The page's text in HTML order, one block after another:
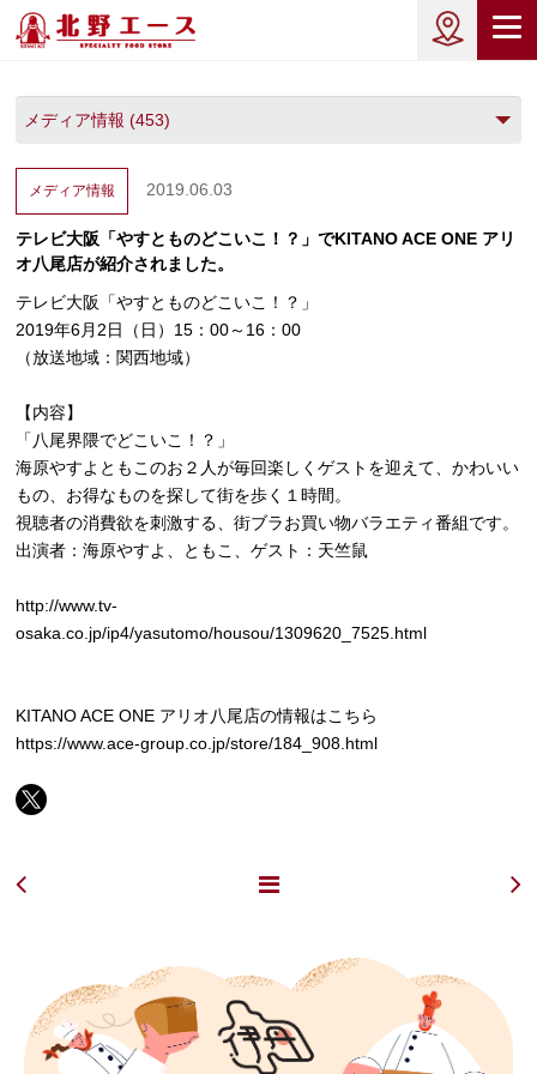
メディア情報 2019.06.03
テレビ大阪「やすとものどこいこ！？」でKITANO ACE ONE アリ
オ八尾店が紹介されました。
テレビ大阪「やすとものどこいこ！？」
2019年6月2日（日）15：00～16：00
（放送地域：関西地域）
【内容】
「八尾界隈でどこいこ！？」
海原やすよともこのお２人が毎回楽しくゲストを迎えて、かわいい
もの、お得なものを探して街を歩く１時間。
視聴者の消費欲を刺激する、街ブラお買い物バラエティ番組です。
出演者：海原やすよ、ともこ、ゲスト：天竺鼠
http://www.tv-
osaka.co.jp/ip4/yasutomo/housou/1309620_7525.html
KITANO ACE ONE アリオ八尾店の情報はこちら
https://www.ace-group.co.jp/store/184_908.html